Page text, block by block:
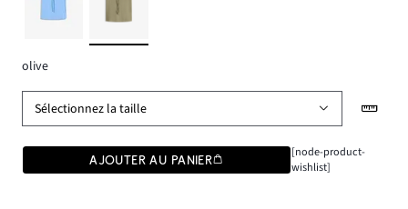
olive
Sélectionnez la taille
AJOUTER AU PANIER
[node-product-
wishlist]